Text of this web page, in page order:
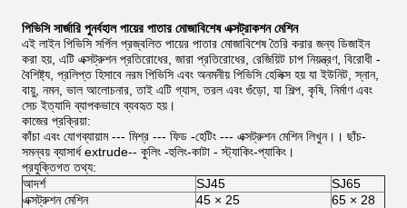
পিভিসি সার্জারি পুনর্বহাল পায়ের পাতার মোজাবিশেষ এক্সট্রাকশন মেশিন
এই লাইন পিভিসি সর্পিল প্রজ্বলিত পায়ের পাতার মোজাবিশেষ তৈরি করার জন্য ডিজাইন
করা হয়, এটি এক্সট্রুশন প্রতিরোধের, জারা প্রতিরোধের, রেজিয়িট চাপ নিয়ন্ত্রণ, বিরোধী -
বৈশিষ্ট্য, প্রলিপ্ত হিসাবে নরম পিভিসি এবং অনমনীয় পিভিসি হেলিক্স হয় যা ইউনিট, স্নান,
বায়ু, নমন, ভাল আলোচনার, তাই এটি গ্যাস, তরল এবং গুঁড়ো, যা শিল্প, কৃষি, নির্মাণ এবং
সেচ ইত্যাদি ব্যাপকভাবে ব্যবহৃত হয়।
কাজের প্রক্রিয়া:
কাঁচা এবং যোগব্যায়াম --- মিশ্র --- ফিড -হেটিং --- এক্সট্রুশন মেশিন লিখুন।। ছাঁচ-
সমন্বয় ব্যাসার্ধ extrude-- কুলিং -হুলিং-কাটা - স্ট্যাকিং-প্যাকিং।
প্রযুক্তিগত তথ্য:
আদর্শ
SJ45
SJ65
এক্সট্রুশন মেশিন
45 × 25
65 × 28